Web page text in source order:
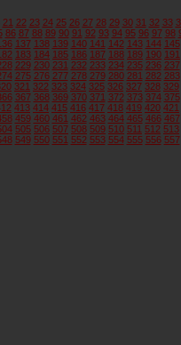
21 22 23 24 25 26 27 28 29 30 31 32 33
86 87 88 89 90 91 92 93 94 95 96 97 98
137 138 139 140 141 142 143 144 145
183 184 185 186 187 188 189 190 191
229 230 231 232 233 234 235 236 237
275 276 277 278 279 280 281 282 283
321 322 323 324 325 326 327 328 329
367 368 369 370 371 372 373 374 375
413 414 415 416 417 418 419 420 421
459 460 461 462 463 464 465 466 467
505 506 507 508 509 510 511 512 513
549 550 551 552 553 554 555 556 557